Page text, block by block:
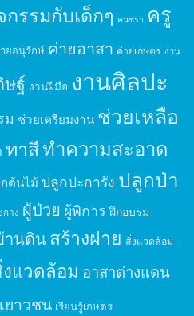
กรรมกับเด็กๆ คนชรา ครู
ยอนุรักษ์ ค่ายอาสา ค่ายเกษตร งาน
ษฐ์ งานฝีมือ งานศิลปะ
ม ช่วยเตรียมงาน ช่วยเหลือ
ทาสีทำความสะอาด
ต้นไม้ ปลูกปะการัง ปลูกป่า
กาง ผู้ป่วย ผู้พิการ ฝึกอบรม
านดินสร้างฝาย สิ่งแวดล้อม
แวดล้อม อาสาต่างแดน
ยาวชน เรียนรู้เกษตร